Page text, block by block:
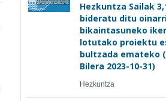
Hezkuntza Sailak
bideratu ditu
bikaintasuneko
lotutako proiektu
bultzada emateko
Bilera 2023-10-31)
Hezkuntza